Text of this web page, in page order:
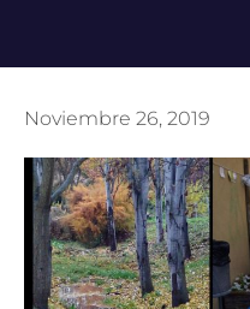
Noviembre 26, 2019